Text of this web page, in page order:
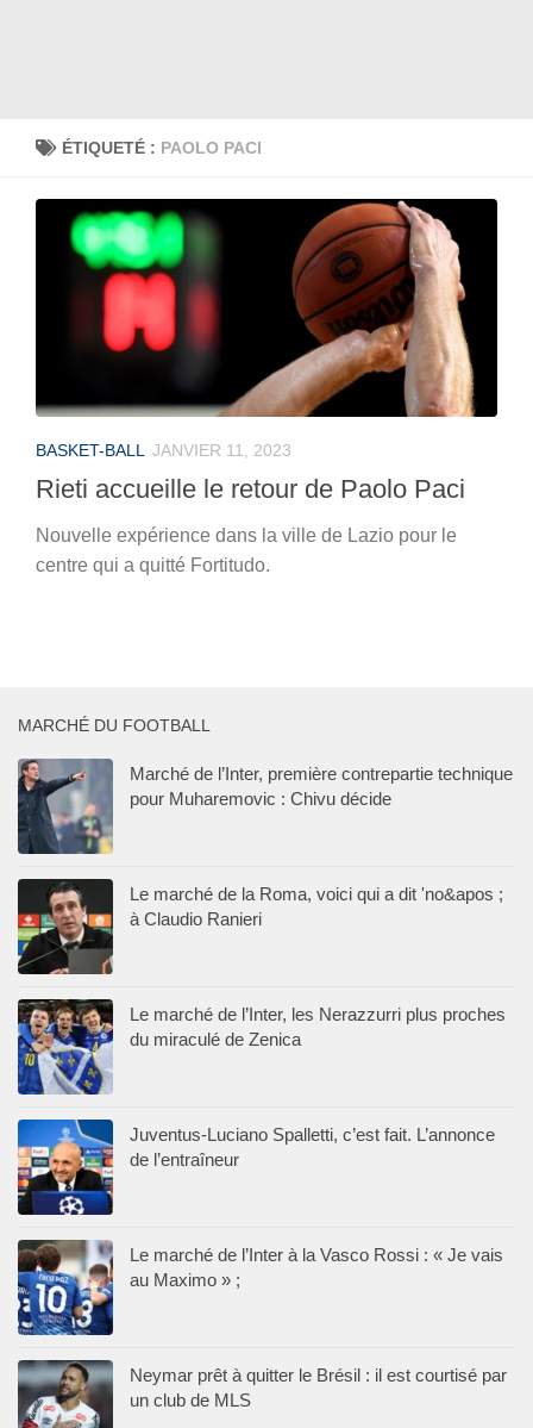
ÉTIQUETÉ : PAOLO PACI
BASKET-BALL JANVIER 11, 2023
Rieti accueille le retour de Paolo Paci
Nouvelle expérience dans la ville de Lazio pour le
centre qui a quitté Fortitudo.
MARCHÉ DU FOOTBALL
Marché de l’Inter, première contrepartie technique
pour Muharemovic : Chivu décide
Le marché de la Roma, voici qui a dit 'no&apos ;
à Claudio Ranieri
Le marché de l’Inter, les Nerazzurri plus proches
du miraculé de Zenica
Juventus-Luciano Spalletti, c’est fait. L’annonce
de l’entraîneur
Le marché de l’Inter à la Vasco Rossi : « Je vais
au Maximo » ;
Neymar prêt à quitter le Brésil : il est courtisé par
un club de MLS